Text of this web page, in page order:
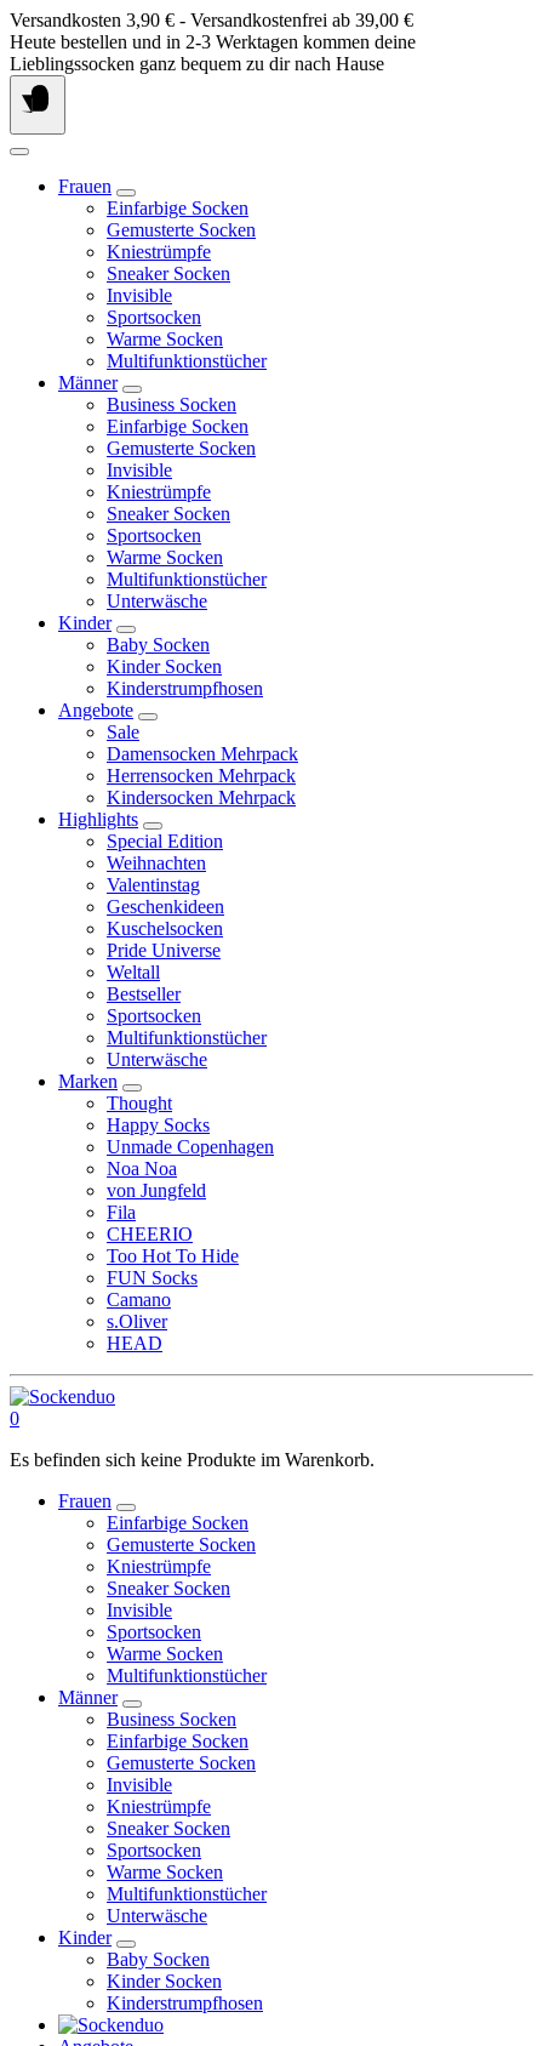
Springe
zum
Inhalt
Versandkosten 3,90 € - Versandkostenfrei ab 39,00 €
Heute bestellen und in 2-3 Werktagen kommen deine
Lieblingssocken ganz bequem zu dir nach Hause
Frauen
Einfarbige Socken
Gemusterte Socken
Kniestrümpfe
Sneaker Socken
Invisible
Sportsocken
Warme Socken
Multifunktionstücher
Männer
Business Socken
Einfarbige Socken
Gemusterte Socken
Invisible
Kniestrümpfe
Sneaker Socken
Sportsocken
Warme Socken
Multifunktionstücher
Unterwäsche
Kinder
Baby Socken
Kinder Socken
Kinderstrumpfhosen
Angebote
Sale
Damensocken Mehrpack
Herrensocken Mehrpack
Kindersocken Mehrpack
Highlights
Special Edition
Weihnachten
Valentinstag
Geschenkideen
Kuschelsocken
Pride Universe
Weltall
Bestseller
Sportsocken
Multifunktionstücher
Unterwäsche
Marken
Thought
Happy Socks
Unmade Copenhagen
Noa Noa
von Jungfeld
Fila
CHEERIO
Too Hot To Hide
FUN Socks
Camano
s.Oliver
HEAD
0
Es befinden sich keine Produkte im Warenkorb.
Frauen
Einfarbige Socken
Gemusterte Socken
Kniestrümpfe
Sneaker Socken
Invisible
Sportsocken
Warme Socken
Multifunktionstücher
Männer
Business Socken
Einfarbige Socken
Gemusterte Socken
Invisible
Kniestrümpfe
Sneaker Socken
Sportsocken
Warme Socken
Multifunktionstücher
Unterwäsche
Kinder
Baby Socken
Kinder Socken
Kinderstrumpfhosen